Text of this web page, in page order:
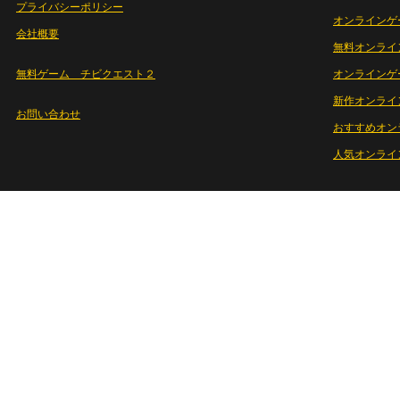
プライバシーポリシー
会社概要
無料ゲーム チビクエスト２
お問い合わせ
オンラインゲ
無料オンライ
オンライン
新作オンライ
おすすめオ
人気オンラ